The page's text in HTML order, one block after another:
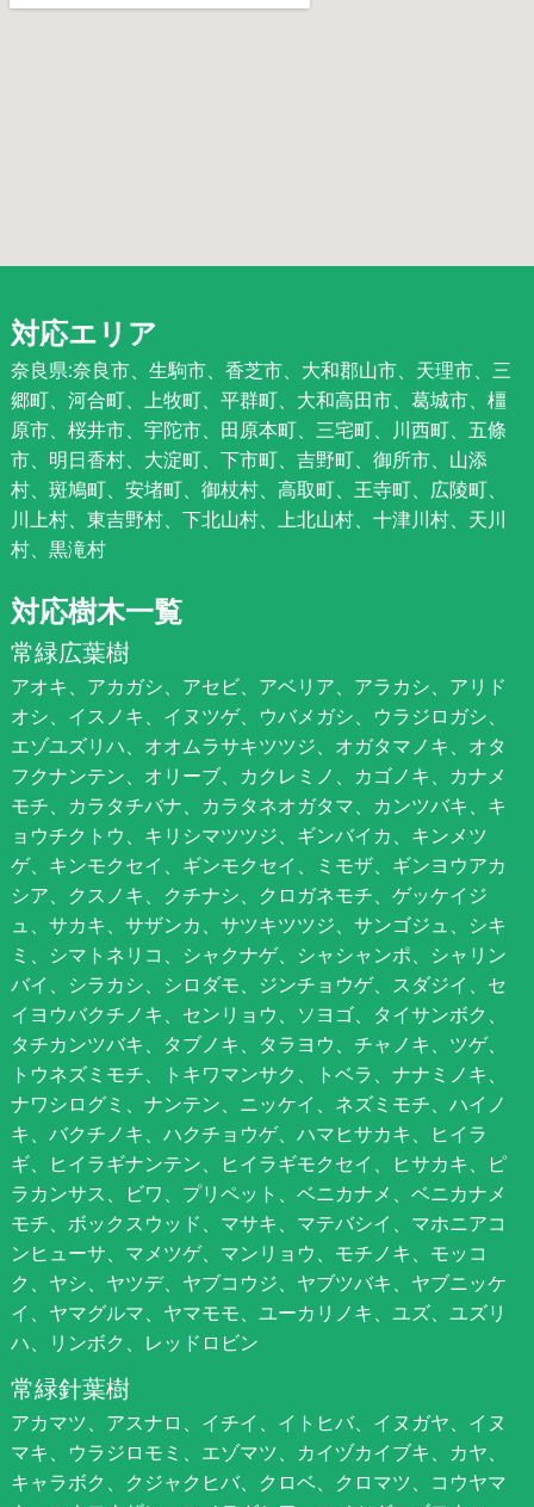
対応エリア
奈良県:奈良市、生駒市、香芝市、大和郡山市、天理市、三
郷町、河合町、上牧町、平群町、大和高田市、葛城市、橿
原市、桜井市、宇陀市、田原本町、三宅町、川西町、五條
市、明日香村、大淀町、下市町、吉野町、御所市、山添
村、斑鳩町、安堵町、御杖村、高取町、王寺町、広陵町、
川上村、東吉野村、下北山村、上北山村、十津川村、天川
村、黒滝村
対応樹木一覧
常緑広葉樹
アオキ、アカガシ、アセビ、アベリア、アラカシ、アリド
オシ、イスノキ、イヌツゲ、ウバメガシ、ウラジロガシ、
エゾユズリハ、オオムラサキツツジ、オガタマノキ、オタ
フクナンテン、オリーブ、カクレミノ、カゴノキ、カナメ
モチ、カラタチバナ、カラタネオガタマ、カンツバキ、キ
ョウチクトウ、キリシマツツジ、ギンバイカ、キンメツ
ゲ、キンモクセイ、ギンモクセイ、ミモザ、ギンヨウアカ
シア、クスノキ、クチナシ、クロガネモチ、ゲッケイジ
ュ、サカキ、サザンカ、サツキツツジ、サンゴジュ、シキ
ミ、シマトネリコ、シャクナゲ、シャシャンポ、シャリン
バイ、シラカシ、シロダモ、ジンチョウゲ、スダジイ、セ
イヨウバクチノキ、センリョウ、ソヨゴ、タイサンボク、
タチカンツバキ、タブノキ、タラヨウ、チャノキ、ツゲ、
トウネズミモチ、トキワマンサク、トベラ、ナナミノキ、
ナワシログミ、ナンテン、ニッケイ、ネズミモチ、ハイノ
キ、バクチノキ、ハクチョウゲ、ハマヒサカキ、ヒイラ
ギ、ヒイラギナンテン、ヒイラギモクセイ、ヒサカキ、ピ
ラカンサス、ビワ、プリペット、ベニカナメ、ベニカナメ
モチ、ボックスウッド、マサキ、マテバシイ、マホニアコ
ンヒューサ、マメツゲ、マンリョウ、モチノキ、モッコ
ク、ヤシ、ヤツデ、ヤブコウジ、ヤブツバキ、ヤブニッケ
イ、ヤマグルマ、ヤマモモ、ユーカリノキ、ユズ、ユズリ
ハ、リンボク、レッドロビン
常緑針葉樹
アカマツ、アスナロ、イチイ、イトヒバ、イヌガヤ、イヌ
マキ、ウラジロモミ、エゾマツ、カイヅカイブキ、カヤ、
キャラボク、クジャクヒバ、クロベ、クロマツ、コウヤマ